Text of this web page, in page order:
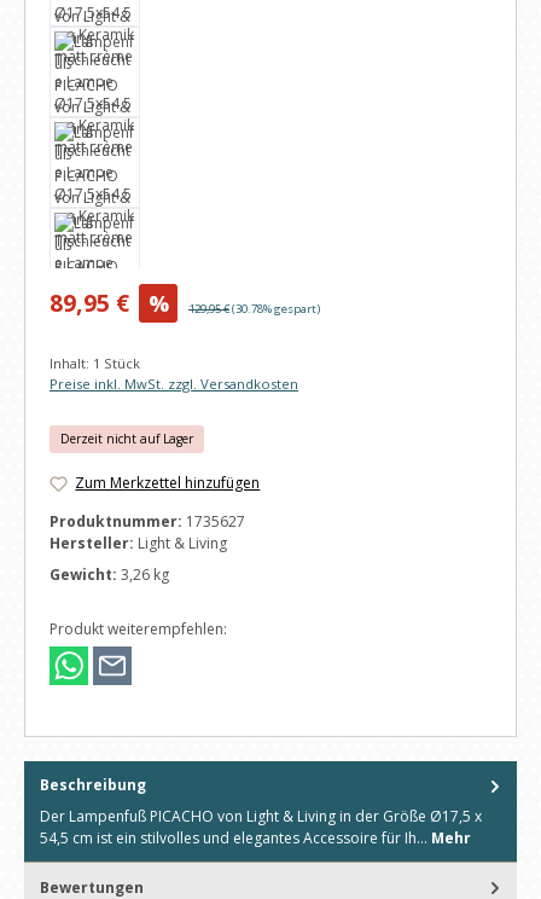
Verkaufspreis:
89,95 € % Regulärer Preis:
129,95 €(30.78% gespart)
Inhalt: 1 Stück
Preise inkl. MwSt. zzgl. Versandkosten
Derzeit nicht auf Lager
Zum Merkzettel hinzufügen
Produktnummer: 1735627
Hersteller: Light & Living
Gewicht: 3,26 kg
Produkt weiterempfehlen:
Beschreibung
Der Lampenfuß PICACHO von Light & Living in der Größe Ø17,5 x
54,5 cm ist ein stilvolles und elegantes Accessoire für Ih… Mehr
Bewertungen